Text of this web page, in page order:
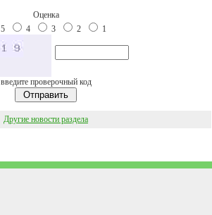
Оценка
5
4 3 2 1
введите проверочный код
Другие новости раздела